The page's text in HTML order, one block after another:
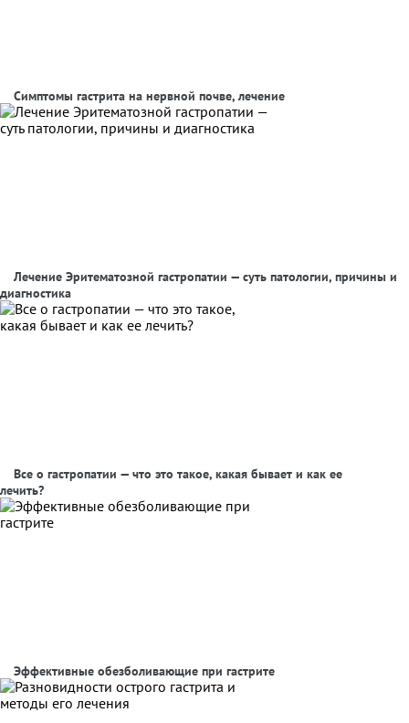
Симптомы гастрита на нервной почве, лечение
Лечение Эритематозной гастропатии — суть патологии, причины и
диагностика
Все о гастропатии — что это такое, какая бывает и как ее
лечить?
Эффективные обезболивающие при гастрите